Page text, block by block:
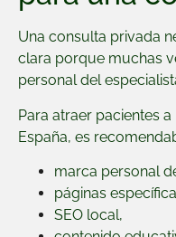
Una consulta privada
clara porque muchas
personal del
Para atraer pacientes
España, es
marca personal
páginas
SEO local,